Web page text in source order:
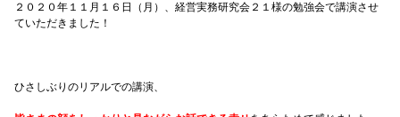
２０２０年１１月１６日（月）、経営実務研究会２１様の勉強会で講演させ
ていただきました！
ひさしぶりのリアルでの講演、